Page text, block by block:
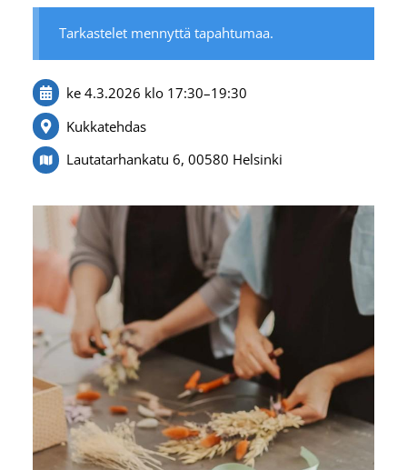
Tarkastelet mennyttä tapahtumaa.
ke 4.3.2026 klo 17:30–19:30
Kukkatehdas
Lautatarhankatu 6, 00580 Helsinki